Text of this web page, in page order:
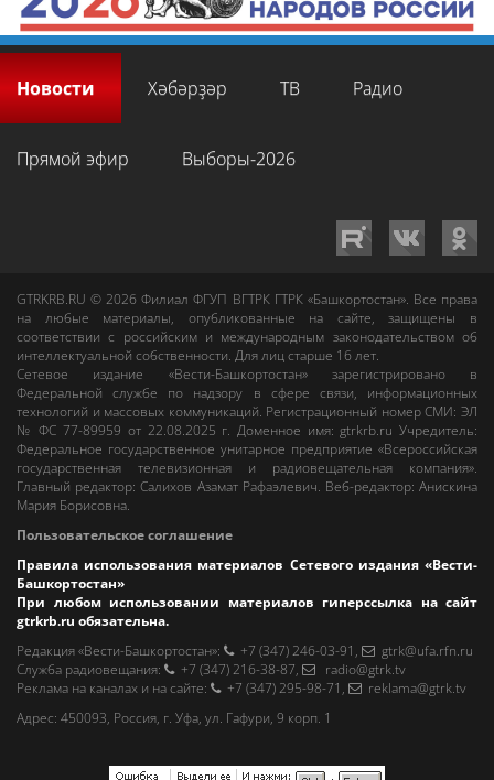
Новости Хәбәрҙәр ТВ Радио
Прямой эфир Выборы-2026
GTRKRB.RU © 2026Филиал ФГУП ВГТРК ГТРК «Башкортостан». Все права
на любые материалы, опубликованные на сайте, защищены в
соответствии с российским и международным законодательством об
интеллектуальной собственности. Для лиц старше 16 лет.
Сетевое издание «Вести-Башкортостан»зарегистрировано в
Федеральной службе по надзору в сфере связи, информационных
технологий и массовых коммуникаций. Регистрационный номер СМИ: ЭЛ
№ ФС 77-89959 от 22.08.2025 г. Доменное имя:gtrkrb.ru Учредитель:
Федеральное государственное унитарное предприятие «Всероссийская
государственная телевизионная и радиовещательная компания».
Главный редактор:Салихов Азамат Рафаэлевич. Веб-редактор:Анискина
Мария Борисовна.
Пользовательское соглашение
Правила использования материалов Сетевого издания «Вести-
Башкортостан»
При любом использовании материалов гиперссылка на сайт
gtrkrb.ru обязательна.
Редакция «Вести-Башкортостан»: +7 (347) 246-03-91 ,
gtrk@ufa.rfn.ru
Cлужба радиовещания: +7 (347) 216-38-87,
radio@gtrk.tv
Реклама на каналах и на сайте: +7 (347) 295-98-71 ,
reklama@gtrk.tv
Адрес: 450093, Россия, г. Уфа, ул. Гафури, 9 корп. 1